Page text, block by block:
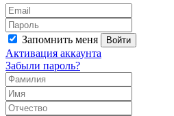
Запомнить меня Войти
Активация аккаунта
Забыли пароль?